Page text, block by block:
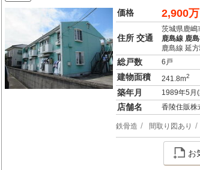
価格
2,900
住所 交通
茨城県鹿嶋
鹿島線 鹿
鹿島線 延
総戸数 6戸
建物面積 241.8m2
築年月 1989年5月
店舗名 香陵住販
鉄骨造 間取り図あり
お